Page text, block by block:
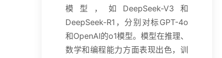
模型，如DeepSeek-V3和
DeepSeek-R1，分别对标GPT-4o
和OpenAI的o1模型。模型在推理、
数学和编程能力方面表现出色，训